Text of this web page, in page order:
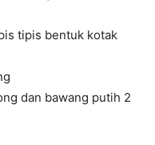
tipis bentuk kotak
dan bawang putih 2